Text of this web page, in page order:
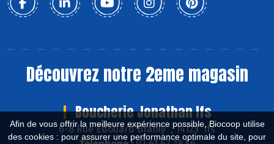
Afin de vous offrir la meilleure expérience possible, Biocoop utilise
des cookies : pour assurer une performance optimale du site, pour
Découvrez notre 2eme magasin
Boucherie Jonathan Ifs
6-8 Rue Edouard Branly , 14123 Ifs